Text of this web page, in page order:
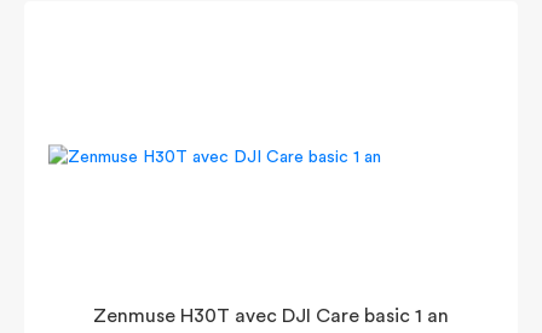
Zenmuse H30T avec DJI Care basic 1 an